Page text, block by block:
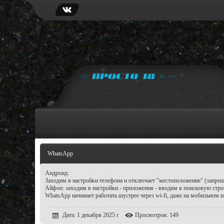
WhatsApp
Андроид:
Заходим в настройки телефона и отключает "местоположение"
Айфон: заходим в настройки - приложения - вводим в поисковую
WhatsApp начинает работать шустрее через wi-fi, даже на мобильном
Дата: 1 декабря 2025 г Просмотров: 149